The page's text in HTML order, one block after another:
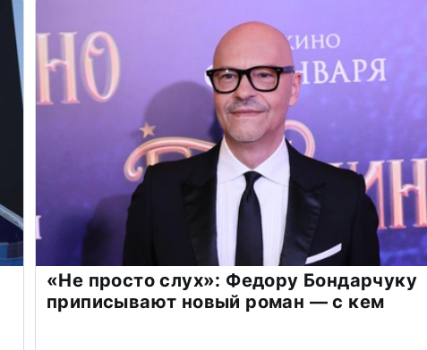
«Не просто слух»: Федору Бондарчуку
приписывают новый роман — с кем